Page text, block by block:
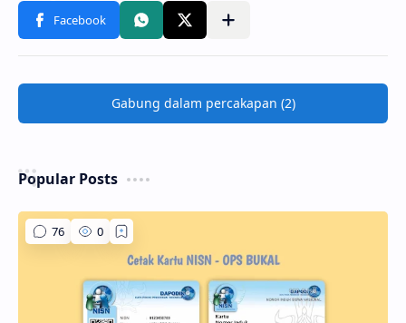
Gabung dalam percakapan (2)
Popular Posts